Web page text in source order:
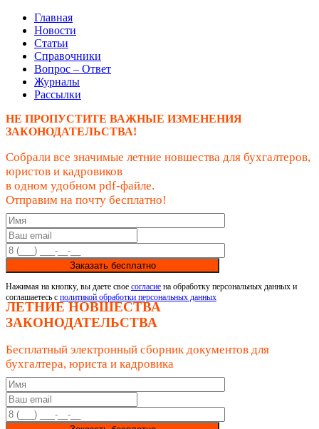
Главная
Новости
Статьи
Справочники
Вопрос – Ответ
Журналы
Рассылки
НЕ ПРОПУСТИТЕ ВАЖНЫЕ ИЗМЕНЕНИЯ
ЗАКОНОДАТЕЛЬСТВА!
Собрали все значимые летние новшества для бухгалтеров,
юристов и кадровиков
в одном удобном pdf-файле.
Отправим на почту бесплатно!
Заказать бесплатно
Нажимая на кнопку, вы даете свое согласие на обработку персональных данных и
соглашаетесь с политикой обработки персональных данных
ЛЕТНИЕ НОВШЕСТВА
ЗАКОНОДАТЕЛЬСТВА
Бесплатный электронный сборник документов для
бухгалтера, юриста и кадровика